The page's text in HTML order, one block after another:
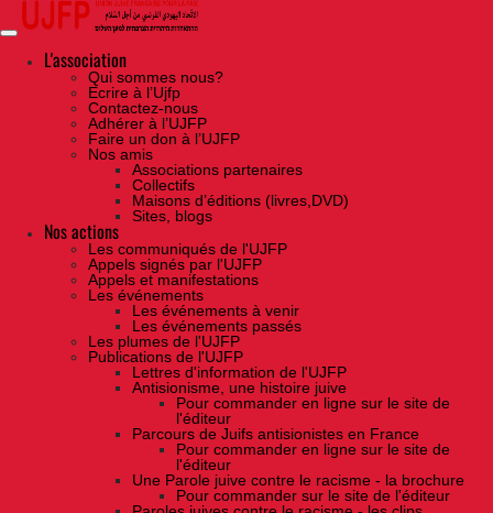
Skip
the
contentL'association
Qui sommes nous?
Ecrire à l’Ujfp
Contactez-nous
Adhérer à l’UJFP
Faire un don à l’UJFP
Nos amis
Associations partenaires
Collectifs
Maisons d’éditions (livres,DVD)
Sites, blogs
Nos actions
Les communiqués de l'UJFP
Appels signés par l'UJFP
Appels et manifestations
Les événements
Les événements à venir
Les événements passés
Les plumes de l'UJFP
Publications de l'UJFP
Lettres d'information de l'UJFP
Antisionisme, une histoire juive
Pour commander en ligne sur le site de
l'éditeur
Parcours de Juifs antisionistes en France
Pour commander en ligne sur le site de
l'éditeur
Une Parole juive contre le racisme - la brochure
Pour commander sur le site de l'éditeur